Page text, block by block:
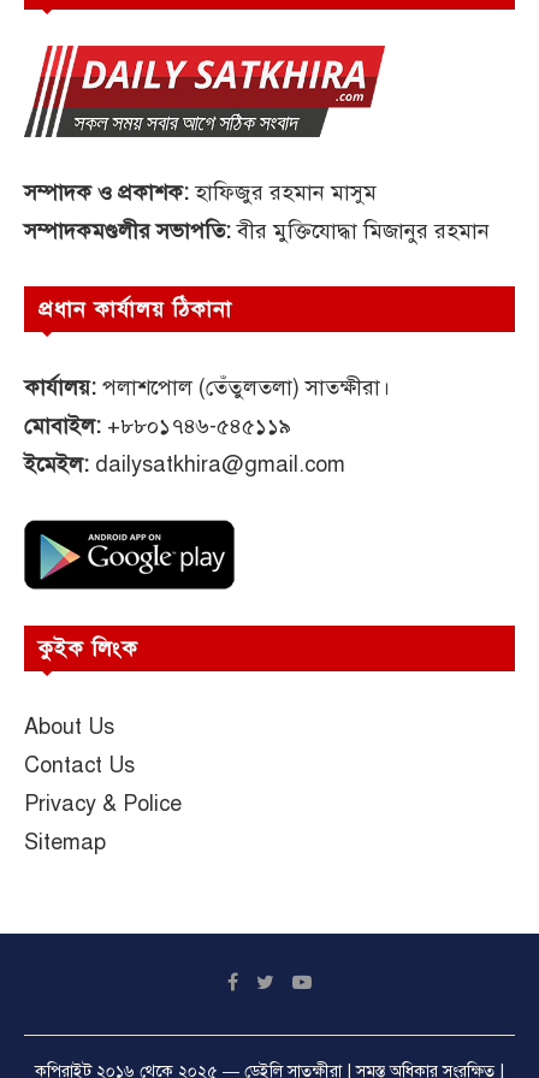
সম্পাদক ও প্রকাশক:হাফিজুর রহমান মাসুম
সম্পাদকমণ্ডলীর সভাপতি:বীর মুক্তিযোদ্ধা মিজানুর রহমান
প্রধান কার্যালয় ঠিকানা
কার্যালয়: পলাশপোল (তেঁতুলতলা) সাতক্ষীরা।
মোবাইল: +৮৮০১৭৪৬-৫৪৫১১৯
ইমেইল: dailysatkhira@gmail.com
কুইক লিংক
About Us
Contact Us
Privacy & Police
Sitemap
কপিরাইট ২০১৬ থেকে ২০২৫ — ডেইলি সাতক্ষীরা| সমস্ত অধিকার সংরক্ষিত |